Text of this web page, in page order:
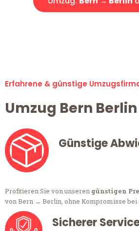
Erfahrene & günstige
Umzug Bern Berlin
Günstige
Profitieren Sie von unseren günstigen
von Bern → Berlin, ohne Kompromisse bei
Sicherer